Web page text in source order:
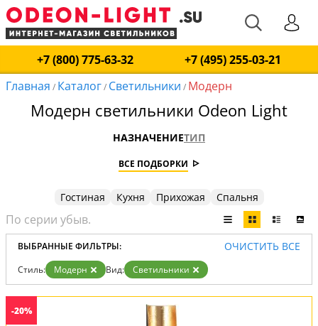
+7 (800) 775-63-32
+7 (495) 255-03-21
Главная / Каталог/ Светильники / Модерн
Модерн светильники Odeon Light
НАЗНАЧЕНИЕТИП
ВСЕ ПОДБОРКИ
Гостиная Кухня Прихожая Спальня
ВЫБРАННЫЕ ФИЛЬТРЫ: ОЧИСТИТЬ ВСЕ
Стиль: Модерн Вид: Светильники
-20%